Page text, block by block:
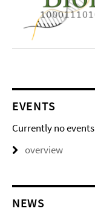
EVENTS
Currently no events
overview
NEWS